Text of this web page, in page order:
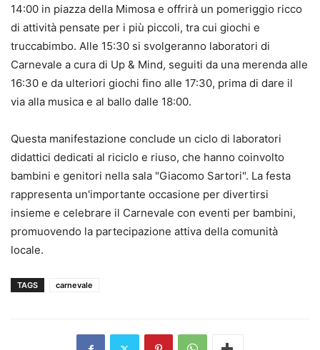
14:00 in piazza della Mimosa e offrirà un pomeriggio ricco
di attività pensate per i più piccoli, tra cui giochi e
truccabimbo. Alle 15:30 si svolgeranno laboratori di
Carnevale a cura di Up & Mind, seguiti da una merenda alle
16:30 e da ulteriori giochi fino alle 17:30, prima di dare il
via alla musica e al ballo dalle 18:00.
Questa manifestazione conclude un ciclo di laboratori
didattici dedicati al riciclo e riuso, che hanno coinvolto
bambini e genitori nella sala "Giacomo Sartori". La festa
rappresenta un'importante occasione per divertirsi
insieme e celebrare il Carnevale con eventi per bambini,
promuovendo la partecipazione attiva della comunità
locale.
TAGS carnevale